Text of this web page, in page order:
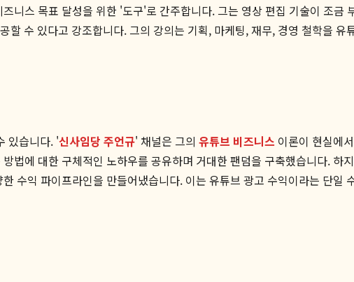
니스 목표 달성을 위한 '도구'로 간주합니다. 그는 영상 편집 기술이 조금
수 있다고 강조합니다. 그의 강의는 기획, 마케팅, 재무, 경영 철학을
있습니다. '신사임당 주언규' 채널은 그의 유튜브 비즈니스 이론이 현실에
법에 대한 구체적인 노하우를 공유하며 거대한 팬덤을 구축했습니다. 하
수익 파이프라인을 만들어냈습니다. 이는 유튜브 광고 수익이라는 단일